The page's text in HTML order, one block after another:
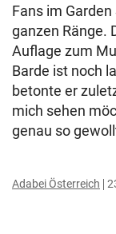
Fans im
ganzen Ränge.
Auflage zum
Barde ist noch
betonte er
mich sehen
genau so
Adabei Österreich